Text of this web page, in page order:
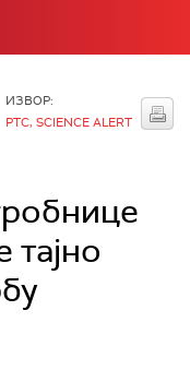
ИЗВОР:
РТС, SCIENCE ALERT
тајно